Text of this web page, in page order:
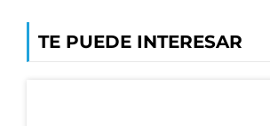
TE PUEDE INTERESAR